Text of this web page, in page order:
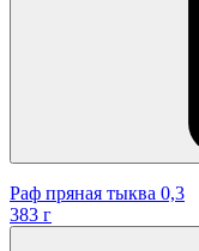
Раф пряная тыква 0,3
383 г